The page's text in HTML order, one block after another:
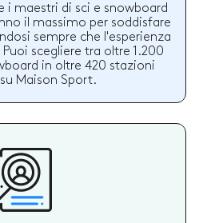
i maestri di sci e snowboard
il massimo per soddisfare
sempre che l'esperienza
scegliere tra oltre 1.200
in oltre 420 stazioni
Maison Sport.